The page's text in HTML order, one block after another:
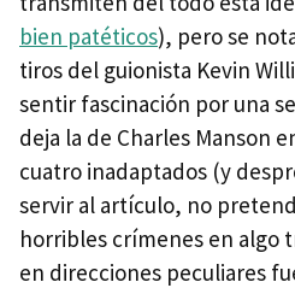
bien patéticos), pero se
tiros del guionista Kevin
sentir fascinación por una
deja la de Charles Manson
cuatro inadaptados (y
servir al artículo, no
horribles crímenes en algo
en direcciones peculiares